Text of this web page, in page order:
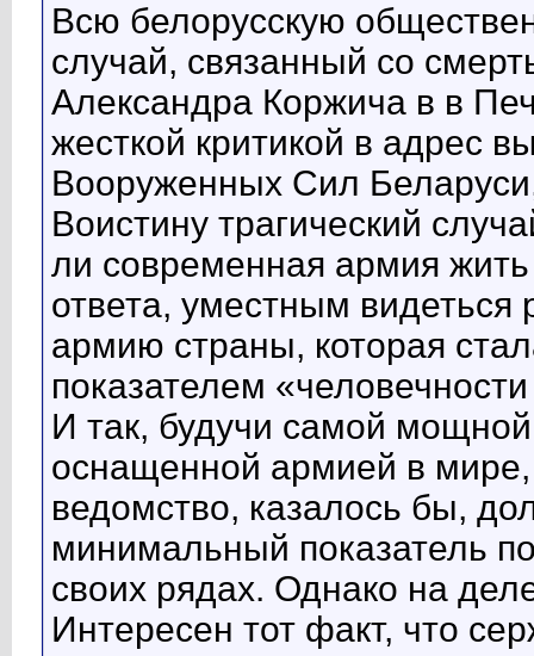
Всю белорусскую
случай, связанный со
Александра Коржича в в
жесткой критикой в адрес
Вооруженных Сил
Воистину трагический
ли современная армия
ответа, уместным видеться
армию страны, которая
показателем
И так, будучи самой
оснащенной армией в
ведомство, казалось бы,
минимальный показатель
своих рядах. Однако на
Интересен тот факт, что